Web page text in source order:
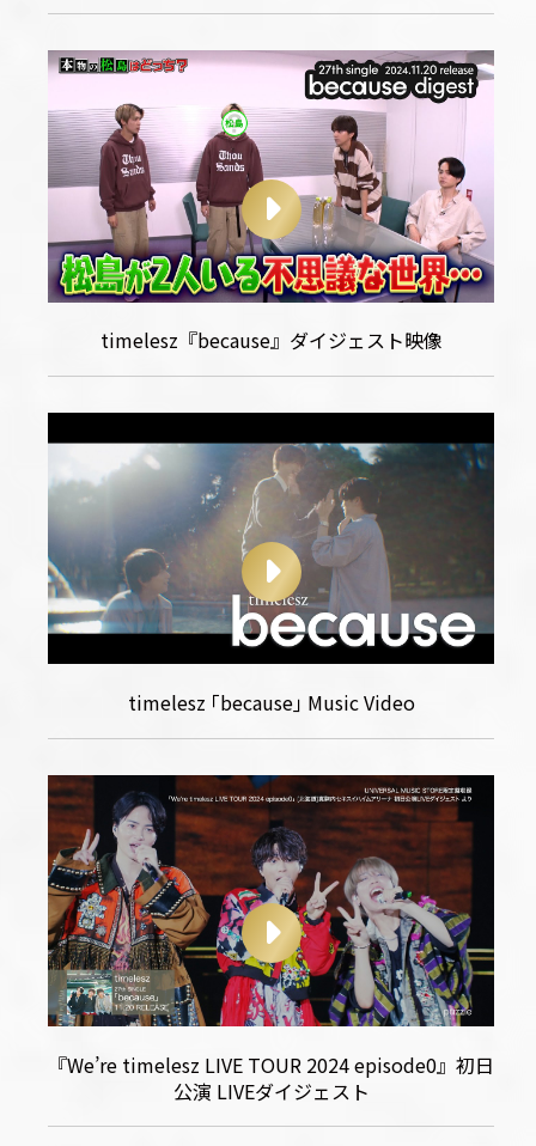
timelesz『because』ダイジェスト映像
timelesz ｢because｣ Music Video
『We’re timelesz LIVE TOUR 2024 episode0』初日
公演 LIVEダイジェスト